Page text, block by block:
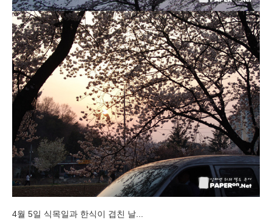
4월 5일 식목일과 한식이 겹친 날...